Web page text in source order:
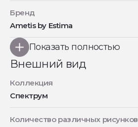
Бренд
Ametis by Estima
Показать полностью
Внешний вид
Коллекция
Спектрум
Количество различных рисунков